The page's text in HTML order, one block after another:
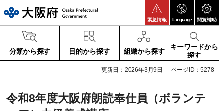
緊急情報 Language 閲覧補助
分類から探す 目的から探す 組織から探す
キーワードから
探す
更新日：2026年3月9日 ページID：5278
令和8年度大阪府朗読奉仕員（ボランテ